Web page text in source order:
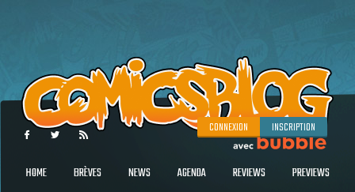
CONNEXION INSCRIPTION
HOME BRÈVES NEWS AGENDA REVIEWS PREVIEWS